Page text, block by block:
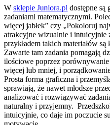
W sklepie Juniora.pl dostępne są
zadaniami matematycznymi.
więcej jabłek” czy „Pokoloruj
atrakcyjne wizualnie i intuicyjnie
przykładem takich materiałów
Zawarte tam zadania pomagają
ilościowe poprzez
więcej lub mniej, i
Prosta forma graficzna i
sprawiają, że nawet młodsze
analizować i rozwiązywać
naturalny i przyjemny.
intuicyjnie, co daje im poczucie